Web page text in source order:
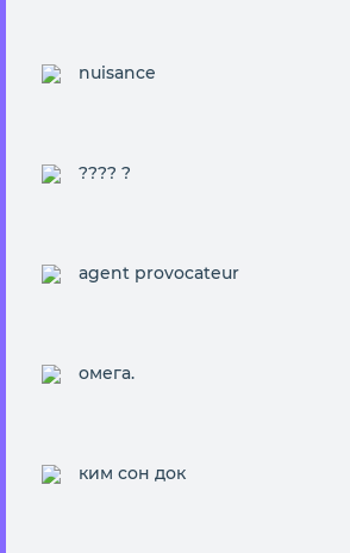
nuisance
???? ?
agent provocateur
омега.
ким сон док